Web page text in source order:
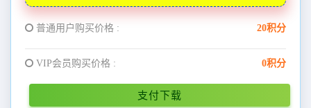
普通用户购买价格 : 20积分
VIP会员购买价格 : 0积分
支付下载